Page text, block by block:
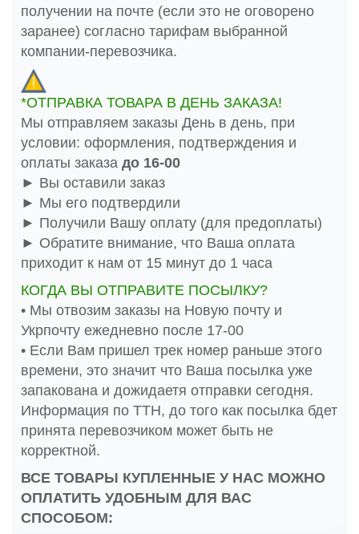
получении на почте (если это не оговорено
заранее) согласно тарифам выбранной
компании-перевозчика.
*ОТПРАВКА ТОВАРА В ДЕНЬ ЗАКАЗА!
Мы отправляем заказы День в день, при
условии: оформления, подтверждения и
оплаты заказа до 16-00
► Вы оставили заказ
► Мы его подтвердили
► Получили Вашу оплату (для предоплаты)
► Обратите внимание, что Ваша оплата
приходит к нам от 15 минут до 1 часа
КОГДА ВЫ ОТПРАВИТЕ ПОСЫЛКУ?
• Мы отвозим заказы на Новую почту и
Укрпочту ежедневно после 17-00
• Если Вам пришел трек номер раньше этого
времени, это значит что Ваша посылка уже
запакована и дожидаетя отправки сегодня.
Информация по ТТН, до того как посылка бдет
принята перевозчиком может быть не
корректной.
ВСЕ ТОВАРЫ КУПЛЕННЫЕ У НАС МОЖНО
ОПЛАТИТЬ УДОБНЫМ ДЛЯ ВАС
СПОСОБОМ: